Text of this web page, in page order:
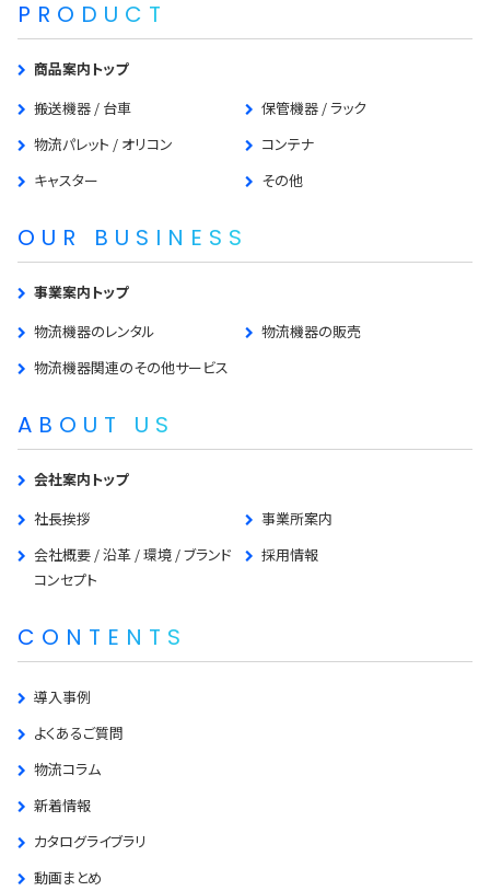
PRODUCT
商品案内トップ
搬送機器 / 台車
保管機器 / ラック
物流パレット / オリコン
コンテナ
キャスター
その他
OUR BUSINESS
事業案内トップ
物流機器のレンタル
物流機器の販売
物流機器関連のその他サービス
ABOUT US
会社案内トップ
社長挨拶
事業所案内
会社概要 / 沿革 / 環境 / ブランド
コンセプト
採用情報
CONTENTS
導入事例
よくあるご質問
物流コラム
新着情報
カタログライブラリ
動画まとめ